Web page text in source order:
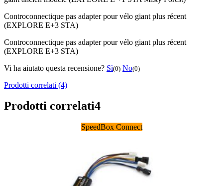
Controconnectique pas adapter pour vélo giant plus récent
(EXPLORE E+3 STA)
Controconnectique pas adapter pour vélo giant plus récent
(EXPLORE E+3 STA)
Vi ha aiutato questa recensione? Sì(0) No(0)
Prodotti correlati (4)
Prodotti correlati4
SpeedBox Connect